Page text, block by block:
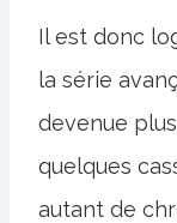
Il est donc
la série
devenue
quelques
autant de